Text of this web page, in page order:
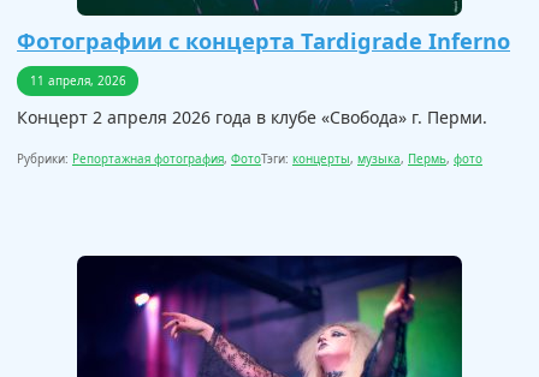
Фотографии с концерта Tardigrade Inferno
11 апреля, 2026
Концерт 2 апреля 2026 года в клубе «Свобода» г. Перми.
Рубрики: Репортажная фотография, ФотоТэги: концерты, музыка, Пермь, фото